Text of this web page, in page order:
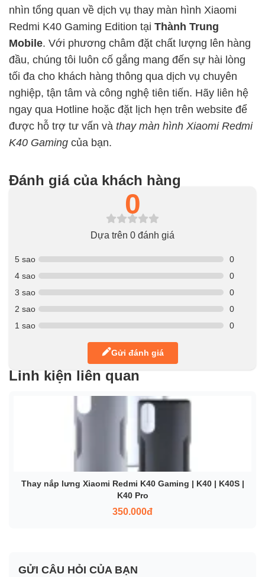
nhìn tổng quan về dịch vụ thay màn hình Xiaomi
Redmi K40 Gaming Edition tại Thành Trung
Mobile. Với phương châm đặt chất lượng lên hàng
đầu, chúng tôi luôn cố gắng mang đến sự hài lòng
tối đa cho khách hàng thông qua dịch vụ chuyên
nghiệp, tận tâm và công nghệ tiên tiến. Hãy liên hệ
ngay qua Hotline hoặc đặt lịch hẹn trên website để
được hỗ trợ tư vấn và thay màn hình Xiaomi Redmi
K40 Gaming của bạn.
Đánh giá của khách hàng
0
Dựa trên 0 đánh giá
5 sao
0
4 sao
0
3 sao
0
2 sao
0
1 sao
0
Gửi đánh giá
Linh kiện liên quan
Thay nắp lưng Xiaomi Redmi K40 Gaming | K40 | K40S |
K40 Pro
350.000đ
GỬI CÂU HỎI CỦA BẠN